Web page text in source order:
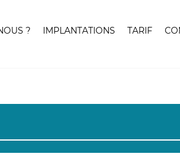
? IMPLANTATIONS TARIF